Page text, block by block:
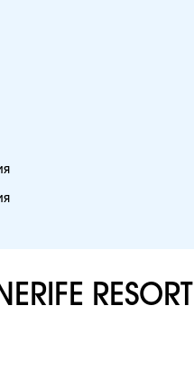
RESORT